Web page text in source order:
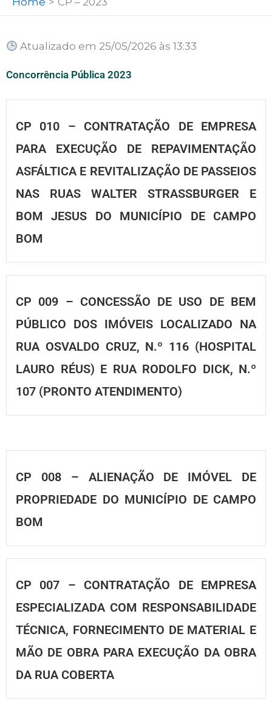
Atualizado em 25/05/2026 às 13:33
Concorrência Pública 2023
CP 010 – CONTRATAÇÃO DE EMPRESA
PARA EXECUÇÃO DE REPAVIMENTAÇÃO
ASFÁLTICA E REVITALIZAÇÃO DE PASSEIOS
NAS RUAS WALTER STRASSBURGER E
BOM JESUS DO MUNICÍPIO DE CAMPO
BOM
CP 009 – CONCESSÃO DE USO DE BEM
PÚBLICO DOS IMÓVEIS LOCALIZADO NA
RUA OSVALDO CRUZ, N.º 116 (HOSPITAL
LAURO RÉUS) E RUA RODOLFO DICK, N.º
107 (PRONTO ATENDIMENTO)
CP 008 – ALIENAÇÃO DE IMÓVEL DE
PROPRIEDADE DO MUNICÍPIO DE CAMPO
BOM
CP 007 – CONTRATAÇÃO DE EMPRESA
ESPECIALIZADA COM RESPONSABILIDADE
TÉCNICA, FORNECIMENTO DE MATERIAL E
MÃO DE OBRA PARA EXECUÇÃO DA OBRA
DA RUA COBERTA